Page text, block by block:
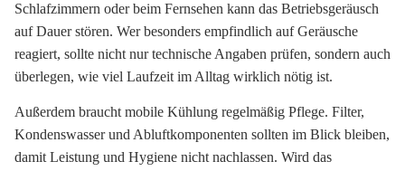
Schlafzimmern oder beim Fernsehen kann das Betriebsgeräusch
auf Dauer stören. Wer besonders empfindlich auf Geräusche
reagiert, sollte nicht nur technische Angaben prüfen, sondern auch
überlegen, wie viel Laufzeit im Alltag wirklich nötig ist.
Außerdem braucht mobile Kühlung regelmäßig Pflege. Filter,
Kondenswasser und Abluftkomponenten sollten im Blick bleiben,
damit Leistung und Hygiene nicht nachlassen. Wird das